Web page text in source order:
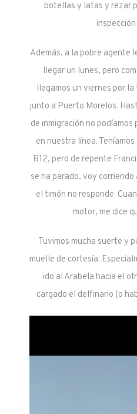
botellas y latas y rezar
Además, a la pobre agente
llegar un lunes, pero
llegamos un viernes por
junto a Puerto Morelos.
de inmigración no
en nuestra línea.
B12, pero de repente
se ha parado, voy
el timón no responde.
motor, me dice
Tuvimos mucha suerte y
muelle de cortesía.
ido al Arabela hacia el
cargado el delfinario (o